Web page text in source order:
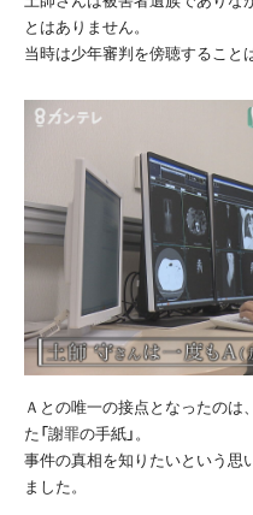
とはありません。
当時は少年審判を傍聴すること
Ａとの唯一の接点となったの
た「謝罪の手紙」。
事件の真相を知りたいという思
ました。